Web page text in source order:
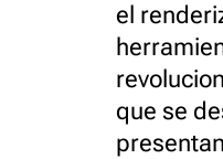
el
que se